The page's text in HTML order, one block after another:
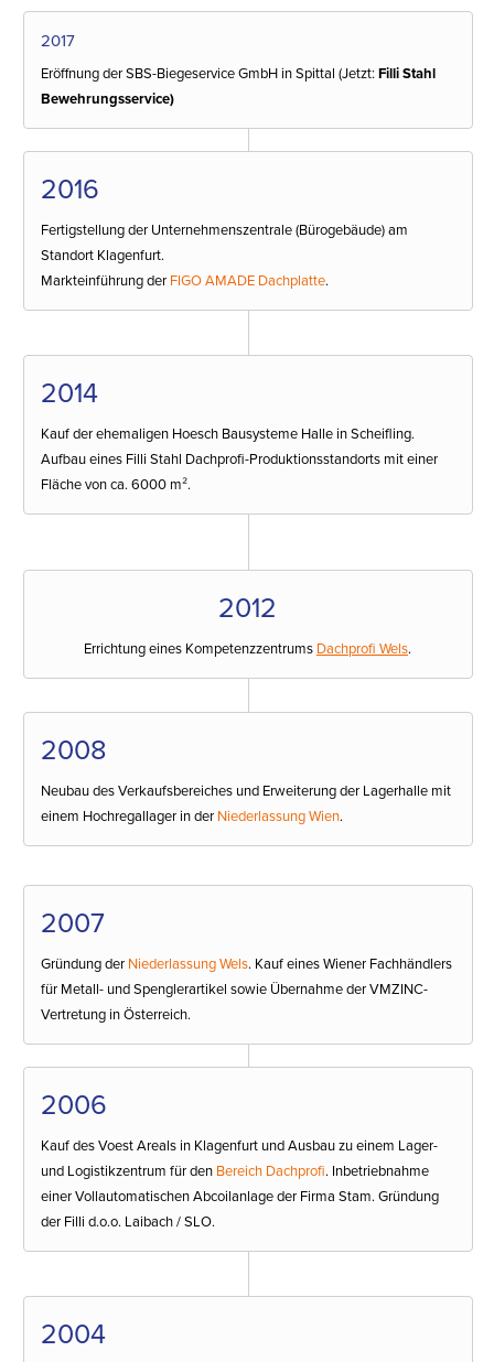
2017
Eröffnung der SBS-Biegeservice GmbH in Spittal (Jetzt: Filli Stahl
Bewehrungsservice)
2016
Fertigstellung der Unternehmenszentrale (Bürogebäude) am
Standort Klagenfurt.
Markteinführung der FIGO AMADE Dachplatte.
2014
Kauf der ehemaligen Hoesch Bausysteme Halle in Scheifling.
Aufbau eines Filli Stahl Dachprofi-Produktionsstandorts mit einer
Fläche von ca. 6000 m².
2012
Errichtung eines Kompetenzzentrums Dachprofi Wels.
2008
Neubau des Verkaufsbereiches und Erweiterung der Lagerhalle mit
einem Hochregallager in der Niederlassung Wien.
2007
Gründung der Niederlassung Wels. Kauf eines Wiener Fachhändlers
für Metall- und Spenglerartikel sowie Übernahme der VMZINC-
Vertretung in Österreich.
2006
Kauf des Voest Areals in Klagenfurt und Ausbau zu einem Lager-
und Logistikzentrum für den Bereich Dachprofi. Inbetriebnahme
einer Vollautomatischen Abcoilanlage der Firma Stam. Gründung
der Filli d.o.o. Laibach / SLO.
2004